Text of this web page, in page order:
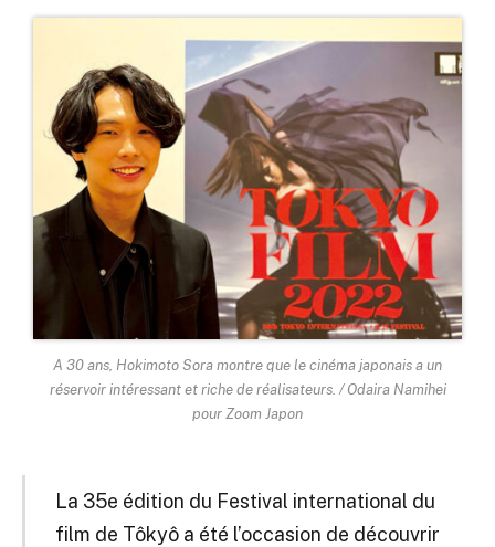
A 30 ans, Hokimoto Sora montre que le cinéma japonais a un
réservoir intéressant et riche de réalisateurs. / Odaira Namihei
pour Zoom Japon
La 35e édition du Festival international du
film de Tôkyô a été l’occasion de découvrir